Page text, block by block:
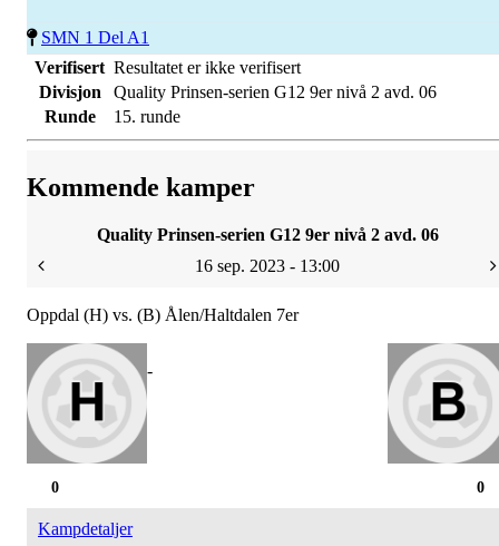
SMN 1 Del A1
Verifisert Resultatet er ikke verifisert
Divisjon
Quality Prinsen-serien G12 9er nivå 2 avd. 06
Runde
15. runde
Kommende kamper
Quality Prinsen-serien G12 9er nivå 2 avd. 06
16 sep. 2023 - 13:00
Oppdal (H) vs. (B) Ålen/Haltdalen 7er
-
0
0
Kampdetaljer